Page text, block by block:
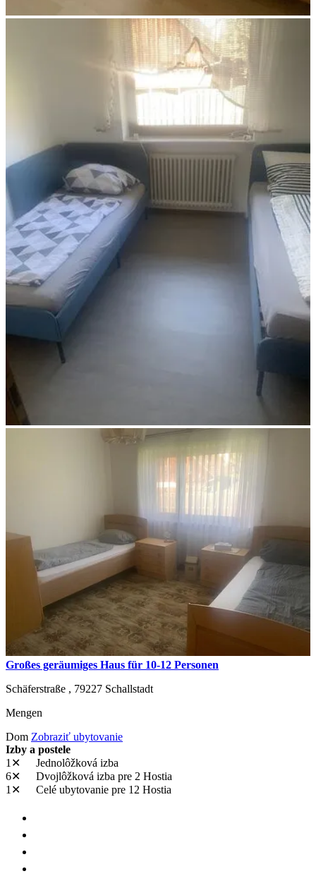
Großes geräumiges Haus für 10-12 Personen
Schäferstraße , 79227 Schallstadt
Mengen
Dom Zobraziť ubytovanie
Izby a postele
1✕
Jednolôžková izba
6✕
Dvojlôžková izba pre 2 Hostia
1✕
Celé ubytovanie pre 12 Hostia